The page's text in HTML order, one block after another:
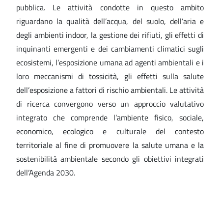
pubblica. Le attività condotte in questo ambito
riguardano la qualità dell’acqua, del suolo, dell’aria e
degli ambienti indoor, la gestione dei rifiuti, gli effetti di
inquinanti emergenti e dei cambiamenti climatici sugli
ecosistemi, l’esposizione umana ad agenti ambientali e i
loro meccanismi di tossicità, gli effetti sulla salute
dell’esposizione a fattori di rischio ambientali. Le attività
di ricerca convergono verso un approccio valutativo
integrato che comprende l’ambiente fisico, sociale,
economico, ecologico e culturale del contesto
territoriale al fine di promuovere la salute umana e la
sostenibilità ambientale secondo gli obiettivi integrati
dell’Agenda 2030.